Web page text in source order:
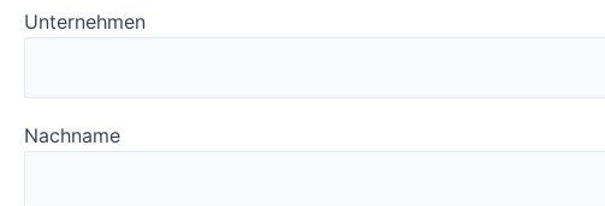
Unternehmen
Nachname